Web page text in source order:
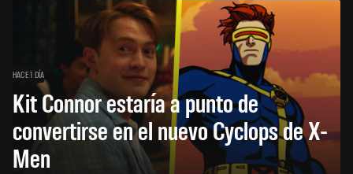
HACE 1 DÍA
Kit Connor estaría a punto de
convertirse en el nuevo Cyclops de X-
Men